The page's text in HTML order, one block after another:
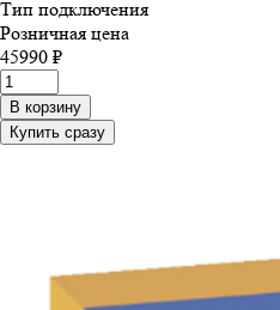
Тип подключения
Розничная цена
45990 ₽
В корзину
Купить сразу